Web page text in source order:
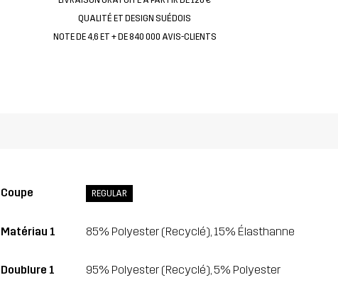
QUALITÉ ET DESIGN SUÉDOIS
NOTE DE 4,6 ET + DE 840 000 AVIS-CLIENTS
Coupe REGULAR
Matériau 1 85% Polyester (Recyclé), 15% Élasthanne
Doublure 1 95% Polyester (Recyclé), 5% Polyester